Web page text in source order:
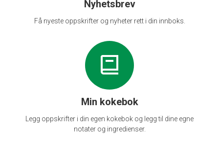
Nyhetsbrev
Få nyeste oppskrifter og nyheter rett i din innboks.
Min kokebok
Legg oppskrifter i din egen kokebok og legg til dine egne
notater og ingredienser.